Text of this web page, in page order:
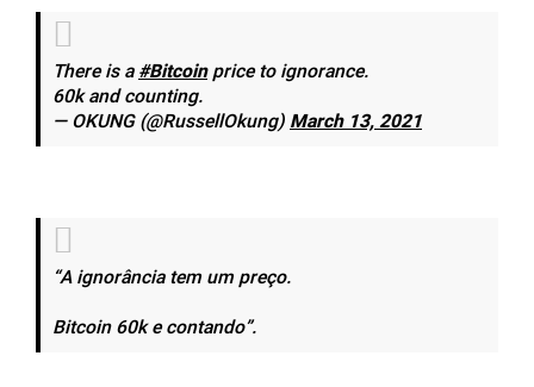
There is a#Bitcoinprice to ignorance.
60k and counting.
— OKUNG (@RussellOkung)March 13, 2021
“A ignorância tem um preço.
Bitcoin 60k e contando”.